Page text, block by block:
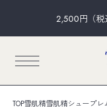
2,500円（税
TOP雪肌精雪肌精シュープレ